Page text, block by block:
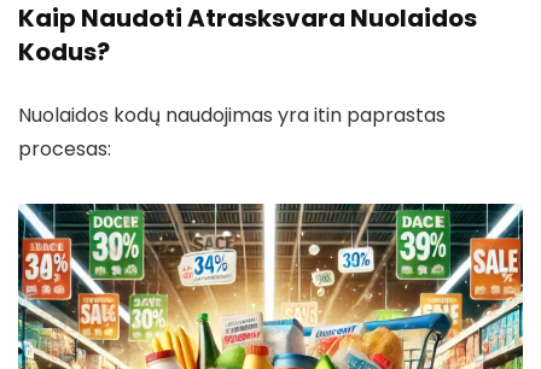
Kaip Naudoti Atrasksvara Nuolaidos
Kodus?
Nuolaidos kodų naudojimas yra itin paprastas
procesas: